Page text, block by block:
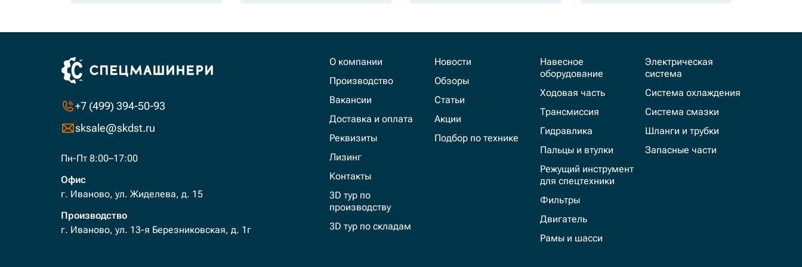
+7 (499) 394-50-93
sksale@skdst.ru
Пн-Пт 8:00–17:00
Офис
г. Иваново, ул. Жиделева, д. 15
Производство
г. Иваново, ул. 13-я Березниковская, д. 1г
О компании
Производство
Вакансии
Доставка и оплата
Реквизиты
Лизинг
Контакты
3D тур по
производству
3D тур по складам
Новости
Обзоры
Статьи
Акции
Подбор по технике
Навесное
оборудование
Ходовая часть
Трансмиссия
Гидравлика
Пальцы и втулки
Режущий инструмент
для спецтехники
Фильтры
Двигатель
Рамы и шасси
Электрическая
система
Система охлаждения
Система смазки
Шланги и трубки
Запасные части